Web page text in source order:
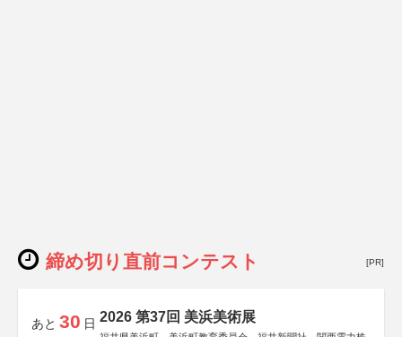
締め切り直前コンテスト [PR]
あと 30 日 2026 第37回 美浜美術展